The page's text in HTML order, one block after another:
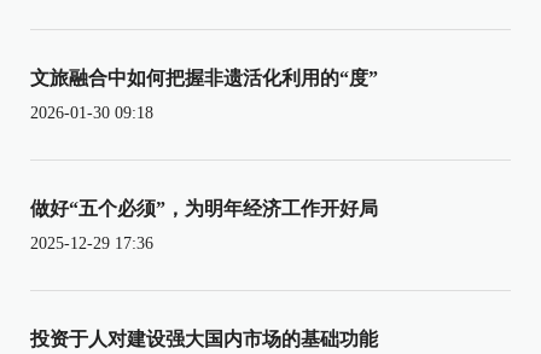
文旅融合中如何把握非遗活化利用的“度”
2026-01-30 09:18
做好“五个必须”，为明年经济工作开好局
2025-12-29 17:36
投资于人对建设强大国内市场的基础功能